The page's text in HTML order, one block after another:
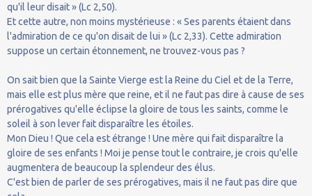
qu'il leur disait » (Lc 2,50).
Et cette autre, non moins mystérieuse : « Ses parents étaient dans
l'admiration de ce qu'on disait de lui » (Lc 2,33). Cette admiration
suppose un certain étonnement, ne trouvez-vous pas ?
On sait bien que la Sainte Vierge est la Reine du Ciel et de la Terre,
mais elle est plus mère que reine, et il ne faut pas dire à cause de ses
prérogatives qu'elle éclipse la gloire de tous les saints, comme le
soleil à son lever fait disparaître les étoiles.
Mon Dieu ! Que cela est étrange ! Une mère qui fait disparaître la
gloire de ses enfants ! Moi je pense tout le contraire, je crois qu'elle
augmentera de beaucoup la splendeur des élus.
C'est bien de parler de ses prérogatives, mais il ne faut pas dire que